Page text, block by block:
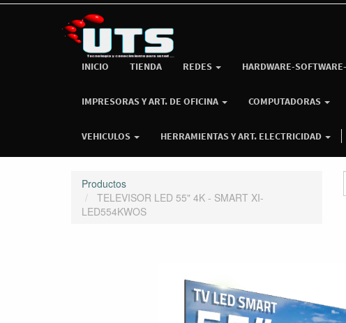
INICIO TIENDA REDES HARDWARE-
IMPRESORAS Y ART. DE OFICINA COMPUTADORAS
VEHICULOS HERRAMIENTAS Y ART. ELECTRICIDAD
Productos
TELEVISOR LED 55" 4K - SMART XI-
LED554KWOS